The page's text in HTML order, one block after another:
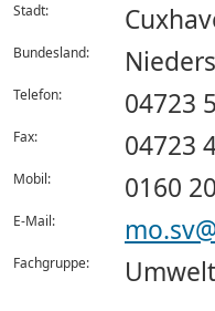
Stadt:
Bundesland:
Telefon: 04723
Fax: 04723
Mobil: 0160
E-Mail:
Fachgruppe: